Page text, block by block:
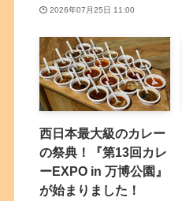
2026年07月25日 11:00
西日本最大級のカレー
の祭典！『第13回カレ
ーEXPO in 万博公園』
が始まりました！